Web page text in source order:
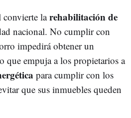
convierte larehabilitación de
nacional. No cumplir con
impedirá obtener un
que empuja a los propietarios a
para cumplir con los
que sus inmuebles queden